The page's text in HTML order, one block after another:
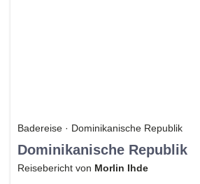
Badereise · Dominikanische Republik
Dominikanische Republik
Reisebericht von Morlin Ihde